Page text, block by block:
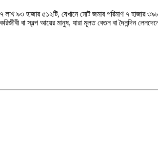
লাখ ৯৩ হাজার ৫১২টি, যেখানে মোট জমার পরিমাণ ৭ হাজার
বা স্বল্প আয়ের মানুষ, যারা মূলত বেতন বা দৈনন্দিন